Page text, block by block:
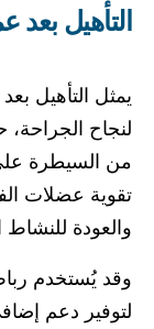
التأهيل بعد
يمثل التأهيل
لنجاح
من السيطرة على
تقوية عضلات
والعودة
وقد يُستخدم
لتوفير دعم